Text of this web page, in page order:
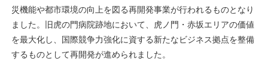
災機能や都市環境の向上を図る再開発事業が行われるものとなり
ました。旧虎の門病院跡地において、虎ノ門・赤坂エリアの価値
を最大化し、国際競争力強化に資する新たなビジネス拠点を整備
するものとして再開発が進められました。